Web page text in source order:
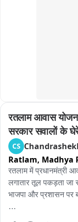
रतलाम आवास
सरकार सवालों के
CS
Ratlam, Madhya
रतलाम में प्रधानमंत्री
लगातार तूल पकड़ता जा
भाजपा और प्रशासन पर